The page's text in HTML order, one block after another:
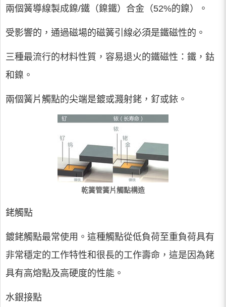
兩個簧導線製成鎳/鐵（鎳鐵）合金（52%的鎳）。
受影響的，通過磁場的磁簧引線必須是鐵磁性的。
三種最流行的材料性質，容易退火的鐵磁性：鐵，鈷
和鎳。
兩個簧片觸點的尖端是鍍或濺射銠，釕或銥。
乾簧管簧片觸點構造
銠觸點
鍍銠觸點最常使用。這種觸點從低負荷至重負荷具有
非常穩定的工作特性和很長的工作壽命，這是因為銠
具有高熔點及高硬度的性能。
水銀接點